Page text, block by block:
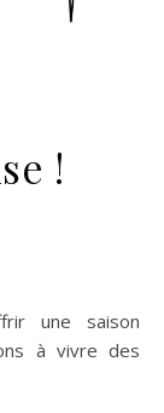
!
une saison
à vivre des